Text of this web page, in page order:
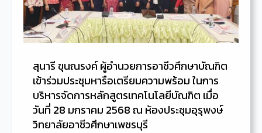
สุนารี ขุนณรงค์ ผู้อำนวยการอาชีวศึกษาบัณฑิต
เข้าร่วมประชุมหารือเตรียมความพร้อม ในการ
บริหารจัดการหลักสูตรเทคโนโลยีบัณฑิต เมื่อ
วันที่ 28 มกราคม 2568 ณ ห้องประชุมอุรุพงษ์
วิทยาลัยอาชีวศึกษาเพชรบุรี